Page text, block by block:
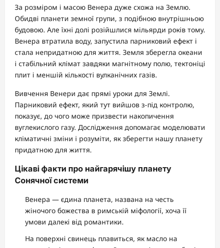
За розміром і масою Венера дуже схожа на Землю.
Обидві планети земної групи, з подібною внутрішньою
будовою. Але їхні долі розійшлися мільярди років тому.
Венера втратила воду, запустила парниковий ефект і
стала непридатною для життя. Земля зберегла океани
і стабільний клімат завдяки магнітному полю, тектоніці
плит і меншій кількості вулканічних газів.
Вивчення Венери дає прямі уроки для Землі.
Парниковий ефект, який тут вийшов з-під контролю,
показує, до чого може призвести накопичення
вуглекислого газу. Дослідження допомагає моделювати
кліматичні зміни і розуміти, як зберегти нашу планету
придатною для життя.
Цікаві факти про найгарячішу планету
Сонячної системи
Венера — єдина планета, названа на честь
жіночого божества в римській міфології, хоча її
умови далекі від романтики.
На поверхні свинець плавиться, як масло на